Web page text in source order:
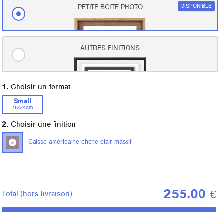
PETITE BOITE PHOTO DISPONIBLE
AUTRES FINITIONS
1. Choisir un format
Small
18x24cm
2. Choisir une finition
Caisse américaine chêne clair massif
Total (hors livraison) 255.00 €